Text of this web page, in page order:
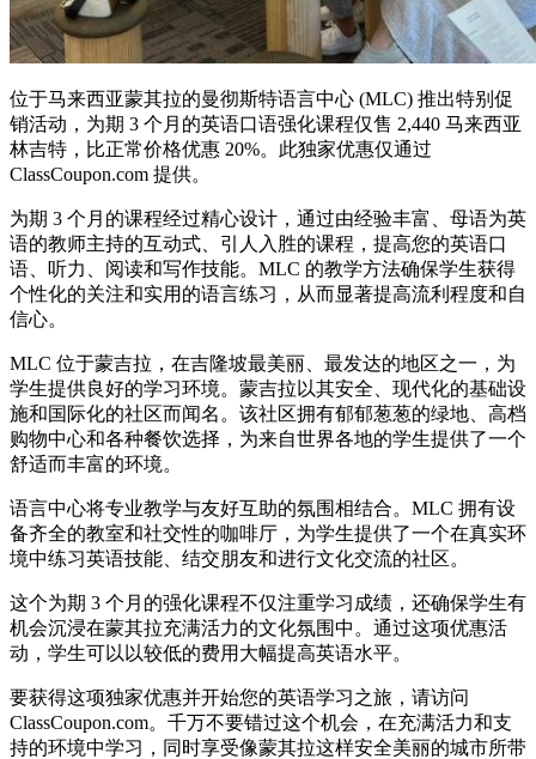
位于马来西亚蒙其拉的曼彻斯特语言中心 (MLC) 推出特别促
销活动，为期 3 个月的英语口语强化课程仅售 2,440 马来西亚
林吉特，比正常价格优惠 20%。此独家优惠仅通过
ClassCoupon.com 提供。
为期 3 个月的课程经过精心设计，通过由经验丰富、母语为英
语的教师主持的互动式、引人入胜的课程，提高您的英语口
语、听力、阅读和写作技能。MLC 的教学方法确保学生获得
个性化的关注和实用的语言练习，从而显著提高流利程度和自
信心。
MLC 位于蒙吉拉，在吉隆坡最美丽、最发达的地区之一，为
学生提供良好的学习环境。蒙吉拉以其安全、现代化的基础设
施和国际化的社区而闻名。该社区拥有郁郁葱葱的绿地、高档
购物中心和各种餐饮选择，为来自世界各地的学生提供了一个
舒适而丰富的环境。
语言中心将专业教学与友好互助的氛围相结合。MLC 拥有设
备齐全的教室和社交性的咖啡厅，为学生提供了一个在真实环
境中练习英语技能、结交朋友和进行文化交流的社区。
这个为期 3 个月的强化课程不仅注重学习成绩，还确保学生有
机会沉浸在蒙其拉充满活力的文化氛围中。通过这项优惠活
动，学生可以以较低的费用大幅提高英语水平。
要获得这项独家优惠并开始您的英语学习之旅，请访问
ClassCoupon.com。千万不要错过这个机会，在充满活力和支
持的环境中学习，同时享受像蒙其拉这样安全美丽的城市所带